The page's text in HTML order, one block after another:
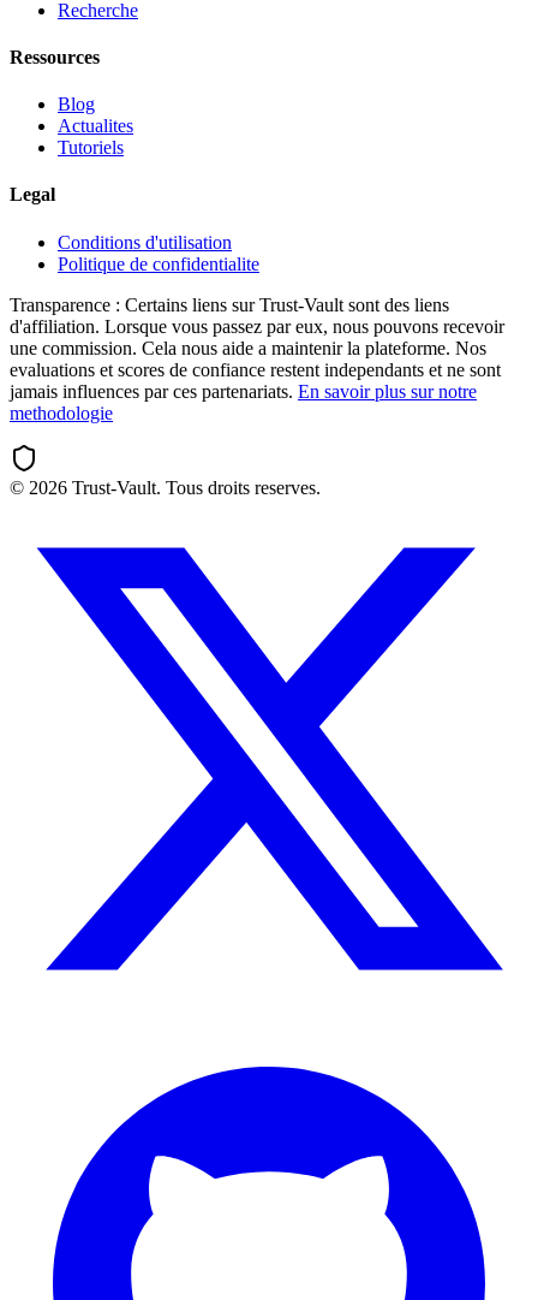
Recherche
Ressources
Blog
Actualites
Tutoriels
Legal
Conditions d'utilisation
Politique de confidentialite
Transparence : Certains liens sur Trust-Vault sont des liens
d'affiliation. Lorsque vous passez par eux, nous pouvons recevoir
une commission. Cela nous aide a maintenir la plateforme. Nos
evaluations et scores de confiance restent independants et ne sont
jamais influences par ces partenariats. En savoir plus sur notre
methodologie
© 2026 Trust-Vault. Tous droits reserves.